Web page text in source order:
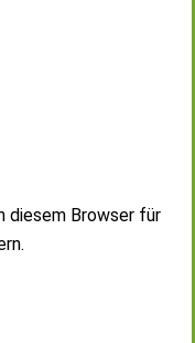
diesem Browser für